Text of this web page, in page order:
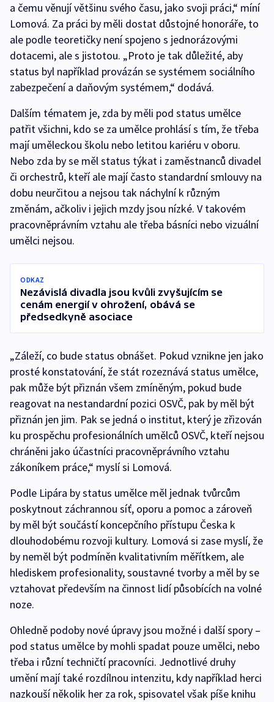
a čemu věnují většinu svého času, jako svoji práci,“ míní
Lomová. Za práci by měli dostat důstojné honoráře, to
ale podle teoretičky není spojeno s jednorázovými
dotacemi, ale s jistotou. „Proto je tak důležité, aby
status byl například provázán se systémem sociálního
zabezpečení a daňovým systémem,“ dodává.
Dalším tématem je, zda by měli pod status umělce
patřit všichni, kdo se za umělce prohlásí s tím, že třeba
mají uměleckou školu nebo letitou kariéru v oboru.
Nebo zda by se měl status týkat i zaměstnanců divadel
či orchestrů, kteří ale mají často standardní smlouvy na
dobu neurčitou a nejsou tak náchylní k různým
změnám, ačkoliv i jejich mzdy jsou nízké. V takovém
pracovněprávním vztahu ale třeba básníci nebo vizuální
umělci nejsou.
ODKAZ
Nezávislá divadla jsou kvůli zvyšujícím se
cenám energií v ohrožení, obává se
předsedkyně asociace
„Záleží, co bude status obnášet. Pokud vznikne jen jako
prosté konstatování, že stát rozeznává status umělce,
pak může být přiznán všem zmíněným, pokud bude
reagovat na nestandardní pozici OSVČ, pak by měl být
přiznán jen jim. Pak se jedná o institut, který je zřizován
ku prospěchu profesionálních umělců OSVČ, kteří nejsou
chráněni jako účastníci pracovněprávního vztahu
zákoníkem práce,“ myslí si Lomová.
Podle Lipára by status umělce měl jednak tvůrcům
poskytnout záchrannou síť, oporu a pomoc a zároveň
by měl být součástí koncepčního přístupu Česka k
dlouhodobému rozvoji kultury. Lomová si zase myslí, že
by neměl být podmíněn kvalitativním měřítkem, ale
hlediskem profesionality, soustavné tvorby a měl by se
vztahovat především na činnost lidí působících na volné
noze.
Ohledně podoby nové úpravy jsou možné i další spory –
pod status umělce by mohli spadat pouze umělci, nebo
třeba i různí techničtí pracovníci. Jednotlivé druhy
umění mají také rozdílnou intenzitu, kdy například herci
nazkouší několik her za rok, spisovatel však píše knihu